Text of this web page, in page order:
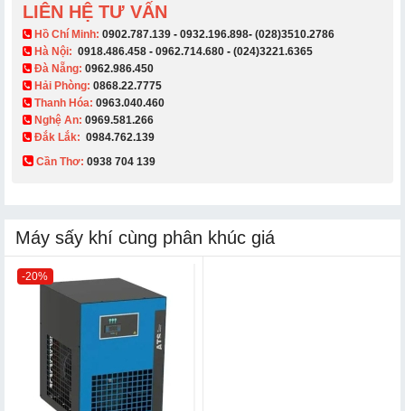
LIÊN HỆ TƯ VẤN
​ Hồ Chí Minh: 0902.787.139 - 0932.196.898- (028)3510.2786
Hà Nội: 0918.486.458 - 0962.714.680 - (024)3221.6365
Đà Nẵng: 0962.986.450
Hải Phòng: 0868.22.7775
Thanh Hóa: 0963.040.460
Nghệ An: 0969.581.266
Đắk Lắk: 0984.762.139
Cần Thơ: 0938 704 139​
Máy sấy khí cùng phân khúc giá
-20%